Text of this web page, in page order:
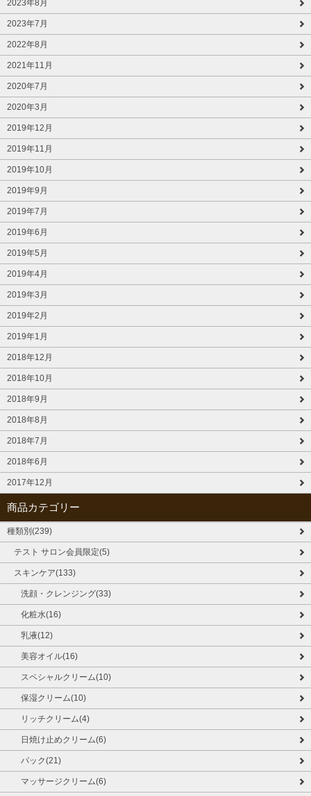
2023年8月
2023年7月
2022年8月
2021年11月
2020年7月
2020年3月
2019年12月
2019年11月
2019年10月
2019年9月
2019年7月
2019年6月
2019年5月
2019年4月
2019年3月
2019年2月
2019年1月
2018年12月
2018年10月
2018年9月
2018年8月
2018年7月
2018年6月
2017年12月
商品カテゴリー
種類別(239)
テスト サロン会員限定(5)
スキンケア(133)
洗顔・クレンジング(33)
化粧水(16)
乳液(12)
美容オイル(16)
スペシャルクリーム(10)
保湿クリーム(10)
リッチクリーム(4)
日焼け止めクリーム(6)
パック(21)
マッサージクリーム(6)